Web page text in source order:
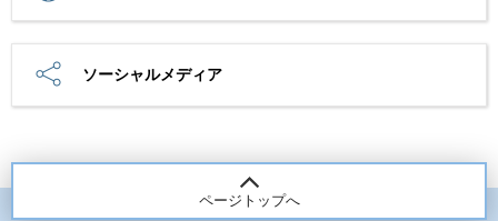
ソーシャルメディア
ページトップへ